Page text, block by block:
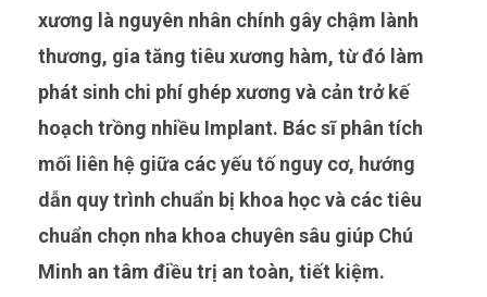
xương là nguyên nhân chính gây chậm lành
thương, gia tăng tiêu xương hàm, từ đó làm
phát sinh chi phí ghép xương và cản trở kế
hoạch trồng nhiều Implant. Bác sĩ phân tích
mối liên hệ giữa các yếu tố nguy cơ, hướng
dẫn quy trình chuẩn bị khoa học và các tiêu
chuẩn chọn nha khoa chuyên sâu giúp Chú
Minh an tâm điều trị an toàn, tiết kiệm.